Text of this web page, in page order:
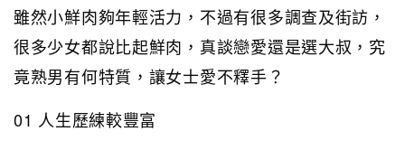
雖然小鮮肉夠年輕活力，不過有很多調查及街訪，
很多少女都說比起鮮肉，真談戀愛還是選大叔，究
竟熟男有何特質，讓女士愛不釋手？
01 人生歷練較豐富